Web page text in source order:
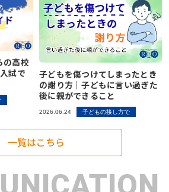
の高校
試で
子どもを傷つけてしまったとき
の謝り方｜子どもに言い過ぎた
後に親ができること
2026.06.24 子どもの接し方で
一覧はこちら